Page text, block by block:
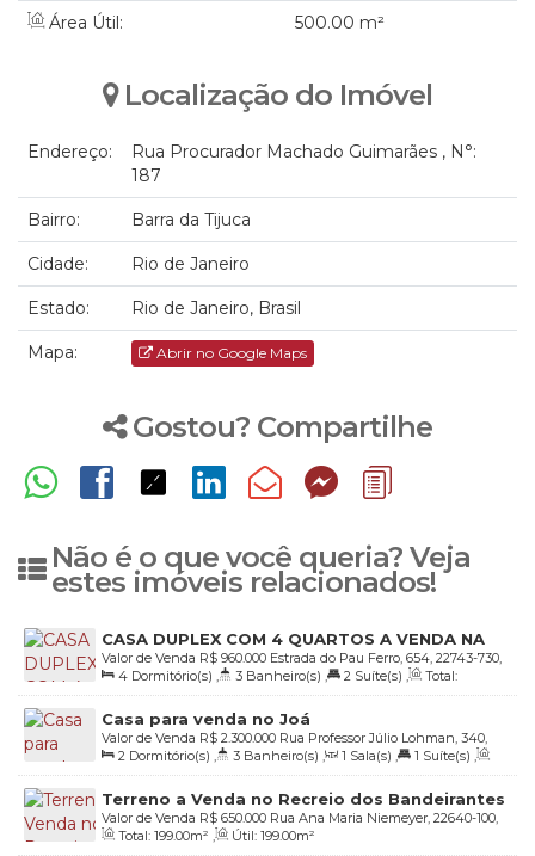
Área Útil: 500.00 m²
Localização do Imóvel
Endereço: Rua Procurador Machado Guimarães , N°:
187
Bairro: Barra da Tijuca
Cidade: Rio de Janeiro
Estado: Rio de Janeiro, Brasil
Mapa: Abrir no Google Maps
Gostou? Compartilhe
Não é o que você queria? Veja
estes imóveis relacionados!
CASA DUPLEX COM 4 QUARTOS A VENDA NA
FREGUESIA R$ 960.000
Valor de Venda
Estrada do Pau Ferro, 654, 22743-730,
Freguesia (Jacarepaguá), Rio de Janeiro, Rio de Janeiro, Brasil
4 Dormitório(s) , 3 Banheiro(s) , 2 Suíte(s) ,
Total:
119.00m² , 4 Vaga(s) , Útil: 119.00m²
Casa para venda no Joá
R$ 2.300.000
Valor de Venda
Rua Professor Júlio Lohman, 340,
22611-170, Joá, Rio de Janeiro, Rio de Janeiro, Brasil
2 Dormitório(s) , 3 Banheiro(s) , 1 Sala(s) , 1 Suíte(s) ,
Total: 206.00m² , 2 Vaga(s) , Útil: 206.00m²
Terreno a Venda no Recreio dos Bandeirantes
R$ 650.000
Valor de Venda
Rua Ana Maria Niemeyer, 22640-100,
Barra da Tijuca, Rio de Janeiro, Rio de Janeiro, Brasil
Total: 199.00m² , Útil: 199.00m²